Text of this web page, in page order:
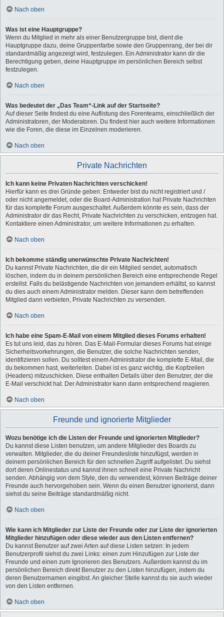
Nach oben
Was ist eine Hauptgruppe?
Wenn du Mitglied in mehr als einer Benutzergruppe bist, dient die
Hauptgruppe dazu, deine Gruppenfarbe sowie den Gruppenrang, der bei dir
standardmäßig angezeigt wird, festzulegen. Ein Administrator kann dir die
Berechtigung geben, deine Hauptgruppe im persönlichen Bereich selbst
festzulegen.
Nach oben
Was bedeutet der „Das Team“-Link auf der Startseite?
Auf dieser Seite findest du eine Auflistung des Forenteams, einschließlich der
Administratoren, der Moderatoren. Du findest hier auch weitere Informationen
wie die Foren, die diese im Einzelnen moderieren.
Nach oben
Private Nachrichten
Ich kann keine Privaten Nachrichten verschicken!
Hierfür kann es drei Gründe geben: Entweder bist du nicht registriert und /
oder nicht angemeldet, oder die Board-Administration hat Private Nachrichten
für das komplette Forum ausgeschaltet. Außerdem könnte es sein, dass der
Administrator dir das Recht, Private Nachrichten zu verschicken, entzogen hat.
Kontaktiere einen Administrator, um weitere Informationen zu erhalten.
Nach oben
Ich bekomme ständig unerwünschte Private Nachrichten!
Du kannst Private Nachrichten, die dir ein Mitglied sendet, automatisch
löschen, indem du in deinem persönlichen Bereich eine entsprechende Regel
erstellst. Falls du belästigende Nachrichten von jemandem erhältst, so kannst
du dies auch einem Administrator melden. Dieser kann dem betreffenden
Mitglied dann verbieten, Private Nachrichten zu versenden.
Nach oben
Ich habe eine Spam-E-Mail von einem Mitglied dieses Forums erhalten!
Es tut uns leid, das zu hören. Das E-Mail-Formular dieses Forums hat einige
Sicherheitsvorkehrungen, die Benutzer, die solche Nachrichten senden,
identifizieren sollen. Du solltest einem Administrator die komplette E-Mail, die
du bekommen hast, weiterleiten. Dabei ist es ganz wichtig, die Kopfzeilen
(Headers) mitzuschicken. Diese enthalten Details über den Benutzer, der die
E-Mail verschickt hat. Der Administrator kann dann entsprechend reagieren.
Nach oben
Freunde und ignorierte Mitglieder
Wozu benötige ich die Listen der Freunde und ignorierten Mitglieder?
Du kannst diese Listen benutzen, um andere Mitglieder des Boards zu
verwalten. Mitglieder, die du deiner Freundesliste hinzufügst, werden in
deinem persönlichen Bereich für den schnellen Zugriff aufgelistet. Du siehst
dort deren Onlinestatus und kannst ihnen schnell eine Private Nachricht
senden. Abhängig von dem Style, den du verwendest, können Beiträge deiner
Freunde auch hervorgehoben sein. Wenn du einen Benutzer ignorierst, dann
siehst du seine Beiträge standardmäßig nicht.
Nach oben
Wie kann ich Mitglieder zur Liste der Freunde oder zur Liste der ignorierten
Mitglieder hinzufügen oder diese wieder aus den Listen entfernen?
Du kannst Benutzer auf zwei Arten auf diese Listen setzen: In jedem
Benutzerprofil siehst du zwei Links: einen zum Hinzufügen zur Liste der
Freunde und einen zum Ignorieren des Benutzers. Außerdem kannst du im
persönlichen Bereich direkt Benutzer zu den Listen hinzufügen, indem du
deren Benutzernamen eingibst. An gleicher Stelle kannst du sie auch wieder
von den Listen entfernen.
Nach oben